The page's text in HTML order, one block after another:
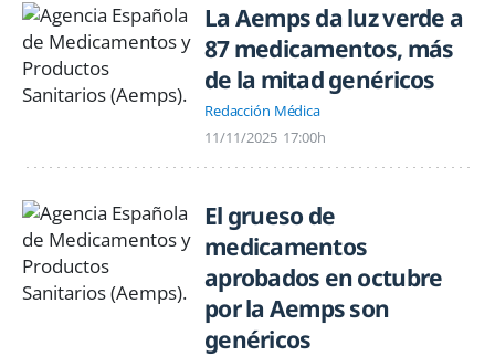
La Aemps da luz verde a
87 medicamentos, más
de la mitad genéricos
Redacción Médica
11/11/2025 17:00h
El grueso de
medicamentos
aprobados en octubre
por la Aemps son
genéricos